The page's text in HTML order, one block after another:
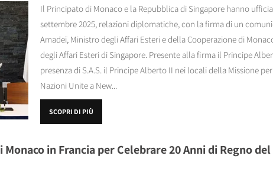
Il Principato di Monaco e la Repubblica di Singapore hanno
settembre 2025, relazioni diplomatiche, con la firma di un
Amadeï, Ministro degli Affari Esteri e della Cooperazione di
degli Affari Esteri di Singapore. Presente alla firma il Principe
presenza di S.A.S. il Principe Alberto II nei locali della Missione
Nazioni Unite a New...
SCOPRI DI PIÙ
in Francia per Celebrare 20 Anni di Regno